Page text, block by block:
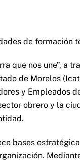
de
que nos une”, a
de Morelos
y Empleados
obrero y la
bases